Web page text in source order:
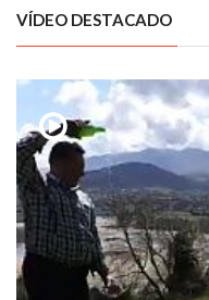
VÍDEO DESTACADO